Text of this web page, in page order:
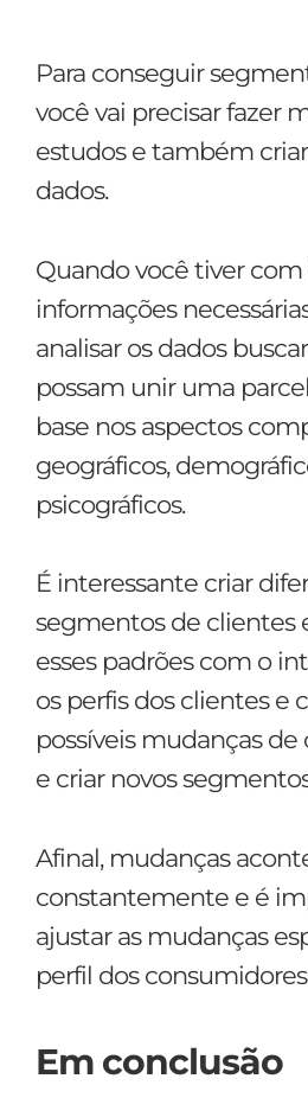
Para conseguir
você vai precisar fazer
estudos e também
dados.
Quando você tiver com
informações
analisar os dados
possam unir uma
base nos aspectos
geográficos,
psicográficos.
É interessante criar
segmentos de clientes
esses padrões com o
os perfis dos clientes e
possíveis mudanças
e criar novos
Afinal, mudanças
constantemente e é
ajustar as mudanças
perfil dos
Em conclusão